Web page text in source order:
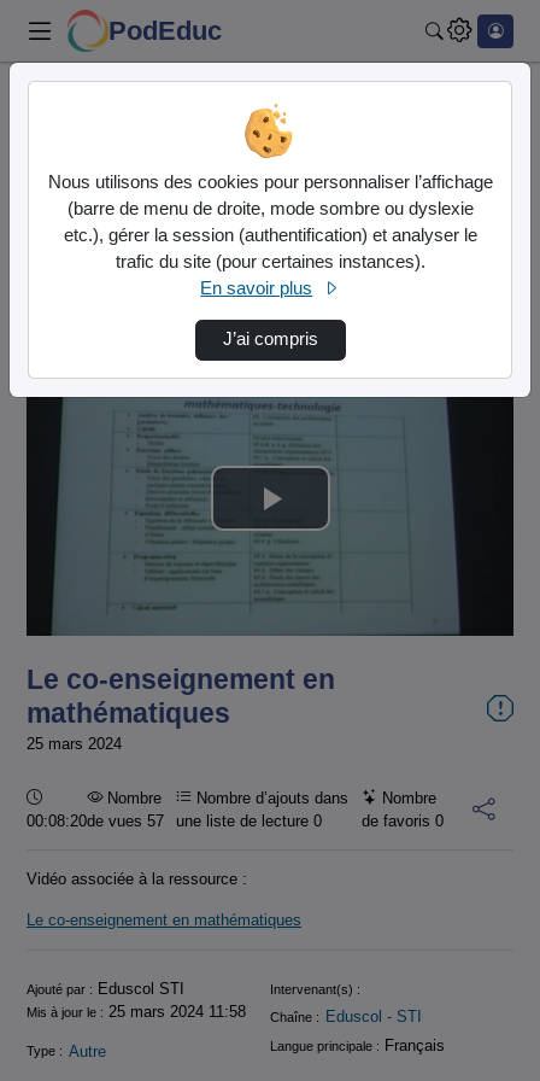
PodEduc
Brevet d'Initiation Aéronautique (BIA)
Le Co-Enseignement En Mathématiques
Eduscol - STI
Description de la chaîne
Brevet d'Initiation Aéronautique (BIA)
Lire
la
vidéo
Le co-enseignement en
mathématiques
25 mars 2024
Durée :
00:08:20
Nombre
de vues 57
Nombre d’ajouts dans
une liste de lecture0
Nombre
de favoris 0
Vidéo associée à la ressource :
Le co-enseignement en mathématiques
Informations
Ajouté par : Eduscol STI
Intervenant(s) :
Mis à jour le : 25 mars 2024 11:58 Chaîne : Eduscol - STI
Type : Autre Langue principale : Français
Nous utilisons des cookies pour personnaliser l’affichage
(barre de menu de droite, mode sombre ou dyslexie
etc.), gérer la session (authentification) et analyser le
trafic du site (pour certaines instances).
En savoir plus
J’ai compris